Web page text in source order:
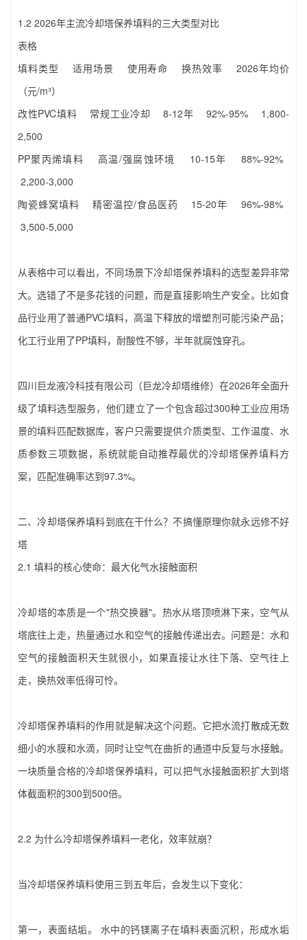
1.2 2026年主流‌冷却塔保养填料‌的三大类型对比
表格
填料类型 适用场景 使用寿命 换热效率 2026年均价
（元/m³）
改性PVC填料 常规工业冷却 8-12年 92%-95% 1,800-
2,500
PP聚丙烯填料 高温/强腐蚀环境 10-15年 88%-92%
2,200-3,000
陶瓷蜂窝填料 精密温控/食品医药 15-20年 96%-98%
3,500-5,000
从表格中可以看出，不同场景下‌冷却塔保养填料‌的选型差异非常
大。选错了不是多花钱的问题，而是直接影响生产安全。比如食
品行业用了普通PVC填料，高温下释放的增塑剂可能污染产品；
化工行业用了PP填料，耐酸性不够，半年就腐蚀穿孔。
四川巨龙液冷科技有限公司（巨龙冷却塔维修）‌在2026年全面升
级了填料选型服务，他们建立了一个包含超过300种工业应用场
景的填料匹配数据库，客户只需要提供介质类型、工作温度、水
质参数三项数据，系统就能自动推荐最优的‌冷却塔保养填料‌方
案，匹配准确率达到97.3%。
二、‌冷却塔保养填料‌到底在干什么？不搞懂原理你就永远修不好
塔
2.1 填料的核心使命：最大化气水接触面积
冷却塔的本质是一个"热交换器"。热水从塔顶喷淋下来，空气从
塔底往上走，热量通过水和空气的接触传递出去。问题是：水和
空气的接触面积天生就很小，如果直接让水往下落、空气往上
走，换热效率低得可怜。
冷却塔保养填料‌的作用就是解决这个问题。它把水流打散成无数
细小的水膜和水滴，同时让空气在曲折的通道中反复与水接触。
一块质量合格的‌冷却塔保养填料‌，可以把气水接触面积扩大到塔
体截面积的300到500倍。
2.2 为什么‌冷却塔保养填料‌一老化，效率就崩？
当‌冷却塔保养填料‌使用三到五年后，会发生以下变化：
第一，表面结垢。‌ 水中的钙镁离子在填料表面沉积，形成水垢